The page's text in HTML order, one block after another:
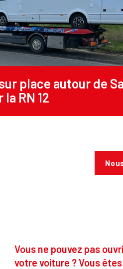
place autour de
RN 12
Vous ne pouvez pas
votre voiture ? Vous